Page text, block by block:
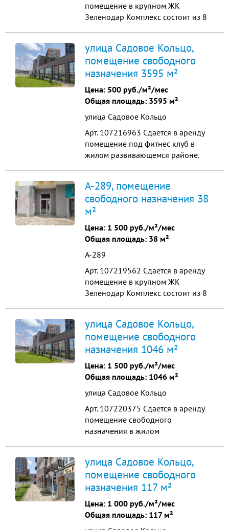
помещение в крупном ЖК
Зеленодар Комплекс состоит из 8
человек. В ближайшем окружении
несколько коттеджных
поселковобщая площадь 60 кв.м.
фасад на аллею мощность 15 кВт
мокрая точка сквозной ...
улица Садовое Кольцо,
помещение свободного
назначения 3595 м²
Цена: 500 руб./м²/мес
Общая площадь: 3595 м²
улица Садовое Кольцо
Арт. 107216963 Сдается в аренду
помещение под фитнес клуб в
жилом развивающемся районе.
Краснодара. В ближайшем
окружении несколько коттеджных
поселков. Хорошая транспортная
доступность из спальных районов
западного обхода и Ейского ш...
А-289, помещение
свободного назначения 38
м²
Цена: 1 500 руб./м²/мес
Общая площадь: 38 м²
А-289
Арт. 107219562 Сдается в аренду
помещение в крупном ЖК
Зеленодар Комплекс состоит из 8
человек. В ближайшем окружении
несколько коттеджных
поселковобщая площадь 38 кв.м.
фасад на аллею мощность 15 кВт
мокрая точка высокие п...
улица Садовое Кольцо,
помещение свободного
назначения 1046 м²
Цена: 1 500 руб./м²/мес
Общая площадь: 1046 м²
улица Садовое Кольцо
Арт. 107220375 Сдается в аренду
помещение свободного
назначения в жилом
экологически чистом пригороде
Краснодара. Состоит из 8 литеров
15-17 этажей и 2358 квартир. С
населением более 6 000 человек. В
ближайшем окружении несколько
коттеджных ...
улица Садовое Кольцо,
помещение свободного
назначения 117 м²
Цена: 1 000 руб./м²/мес
Общая площадь: 117 м²